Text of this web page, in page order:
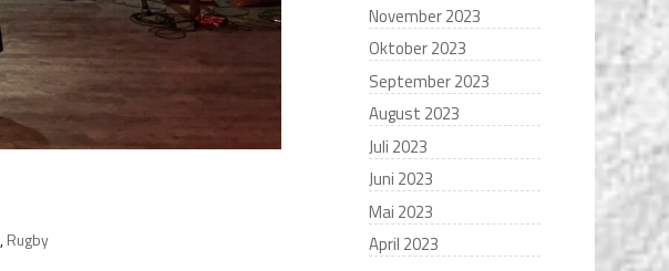
,Rugby
November 2023
Oktober 2023
September 2023
August 2023
Juli 2023
Juni 2023
Mai 2023
April 2023